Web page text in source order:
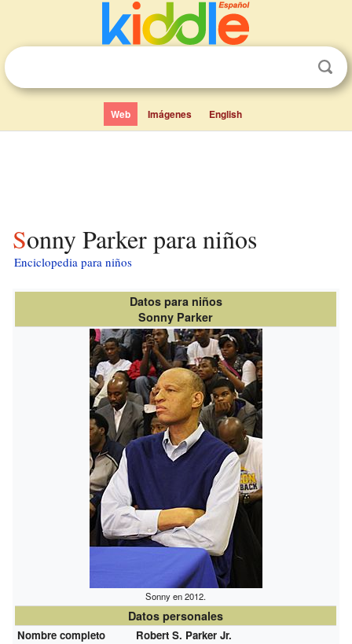
Web Imágenes English
Sonny Parker para niños
Enciclopedia para niños
Datos para niños
Sonny Parker
Sonny en 2012.
Datos personales
Nombre completo
Robert S. Parker Jr.